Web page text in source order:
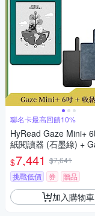
聯名卡最高回饋10%
HyRead Gaze Mini+
紙閱讀器 (石墨綠) +
保護套 (組合)
$7,441 $7,641
挑戰低價
券 贈品
加入購物車